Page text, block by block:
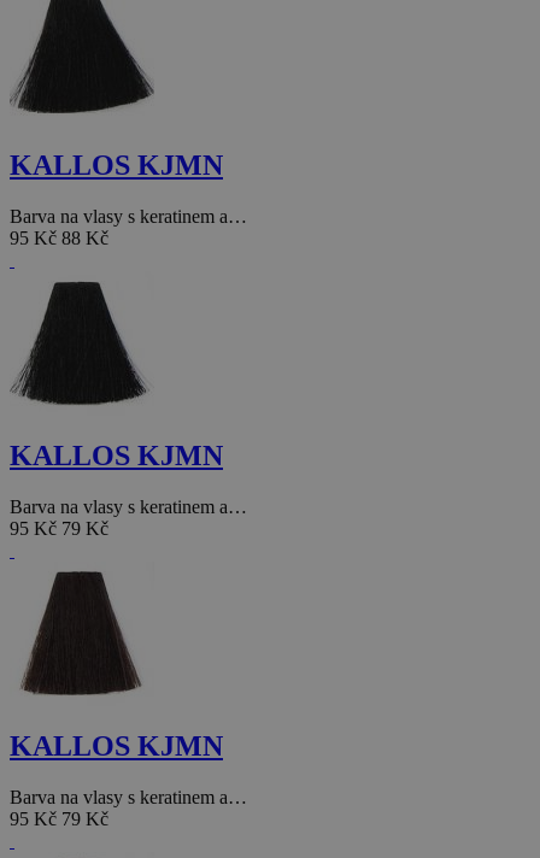
KALLOS KJMN
Barva na vlasy s keratinem a…
95 Kč 88 Kč
KALLOS KJMN
Barva na vlasy s keratinem a…
95 Kč 79 Kč
KALLOS KJMN
Barva na vlasy s keratinem a…
95 Kč 79 Kč